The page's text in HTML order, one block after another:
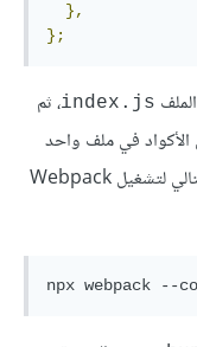
},
};
index.js، ثم
في ملف واحد
. بعدها نستخدم الأمر التالي لتشغيل Webpack